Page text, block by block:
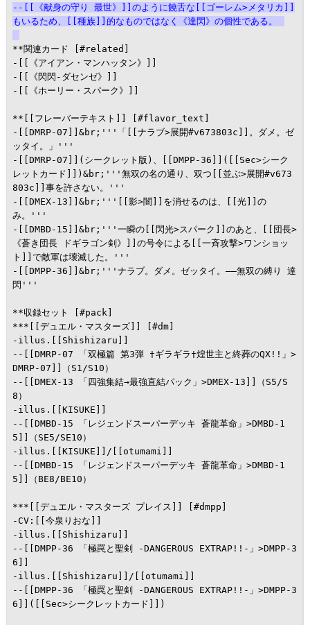
--[[《献身の守り 最世》]]のように饒舌な[[ゴーレム>メタリカ]]
もいるため、[[種族]]的なものではなく《達閃》の個性である。
**関連カード [#related]
-[[《アイアン・マンハッタン》]]
-[[《閃閃-ダセンゼ》]]
-[[《ホーリー・スパーク》]]
**[[フレーバーテキスト]] [#flavor_text]
-[[DMRP-07]]&br;'''「[[ナラブ>展開#v673803c]]。ダメ。ゼ
ッタイ。」'''
-[[DMRP-07]](シークレット版)、[[DMPP-36]]([[Sec>シーク
レットカード]])&br;'''無双の名の通り、双つ[[並ぶ>展開#v673
803c]]事を許さない。'''
-[[DMEX-13]]&br;'''[[影>闇]]を消せるのは、[[光]]の
み。'''
-[[DMBD-15]]&br;'''一瞬の[[閃光>スパーク]]のあと、[[団長>
《蒼き団長 ドギラゴン剣》]]の号令による[[一斉攻撃>ワンショッ
ト]]で敵軍は壊滅した。'''
-[[DMPP-36]]&br;'''ナラブ。ダメ。ゼッタイ。――無双の縛り 達
閃'''
**収録セット [#pack]
***[[デュエル・マスターズ]] [#dm]
-illus.[[Shishizaru]]
--[[DMRP-07 「双極篇 第3弾 †ギラギラ†煌世主と終葬のQX!!」>
DMRP-07]]（S1/S10）
--[[DMEX-13 「四強集結→最強直結パック」>DMEX-13]]（S5/S
8）
-illus.[[KISUKE]]
--[[DMBD-15 「レジェンドスーパーデッキ 蒼龍革命」>DMBD-1
5]]（SE5/SE10）
-illus.[[KISUKE]]/[[otumami]]
--[[DMBD-15 「レジェンドスーパーデッキ 蒼龍革命」>DMBD-1
5]]（BE8/BE10）
***[[デュエル・マスターズ プレイス]] [#dmpp]
-CV:[[今泉りおな]]
-illus.[[Shishizaru]]
--[[DMPP-36 「極罠と聖剣 -DANGEROUS EXTRAP!!-」>DMPP-3
6]]
-illus.[[Shishizaru]]/[[otumami]]
--[[DMPP-36 「極罠と聖剣 -DANGEROUS EXTRAP!!-」>DMPP-3
6]]([[Sec>シークレットカード]])